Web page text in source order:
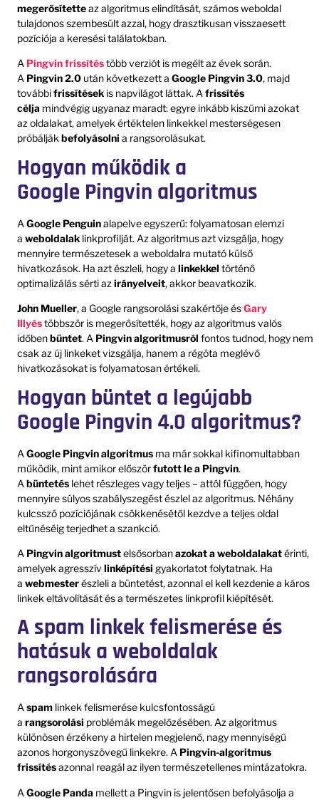
megerősítetteaz algoritmus elindítását, számos weboldal
tulajdonos szembesült azzal, hogy drasztikusan visszaesett
pozíciója a keresési találatokban.
A Pingvin frissítéstöbb verziót is megélt az évek során.
A Pingvin 2.0 után következett a Google Pingvin 3.0, majd
továbbifrissítések is napvilágot láttak. Afrissítés
célja mindvégig ugyanaz maradt: egyre inkább kiszűrni azokat
az oldalakat, amelyek értéktelen linkekkel mesterségesen
próbálják befolyásolni a rangsorolásukat.
Hogyan működik a
Google Pingvin algoritmus
AGoogle Penguinalapelve egyszerű: folyamatosan elemzi
a weboldalak linkprofilját. Az algoritmus azt vizsgálja, hogy
mennyire természetesek a weboldalra mutató külső
hivatkozások. Ha azt észleli, hogy a linkekkel történő
optimalizálás sérti az irányelveit, akkor beavatkozik.
John Mueller, a Google rangsorolási szakértője ésGary
Illyéstöbbször is megerősítették, hogy az algoritmus valós
időbenbüntet. A Pingvin algoritmusról fontos tudnod, hogy nem
csak az új linkeket vizsgálja, hanem a régóta meglévő
hivatkozásokat is folyamatosan értékeli.
Hogyan büntet a legújabb
Google Pingvin 4.0 algoritmus?
AGoogle Pingvin algoritmus ma már sokkal kifinomultabban
működik, mint amikor előszörfutott le a Pingvin.
Abüntetés lehet részleges vagy teljes – attól függően, hogy
mennyire súlyos szabályszegést észlel az algoritmus. Néhány
kulcsszó pozíciójának csökkenésétől kezdve a teljes oldal
eltűnéséig terjedhet a szankció.
A Pingvin algoritmustelsősorbanazokat a weboldalakatérinti,
amelyek agresszív linképítési gyakorlatot folytatnak. Ha
a webmesterészleli a büntetést, azonnal el kell kezdenie a káros
linkek eltávolítását és a természetes linkprofil kiépítését.
A spam linkek felismerése és
hatásuk a weboldalak
rangsorolására
Aspam linkek felismerése kulcsfontosságú
a rangsorolási problémák megelőzésében. Az algoritmus
különösen érzékeny a hirtelen megjelenő, nagy mennyiségű
azonos horgonyszövegű linkekre. A Pingvin-algoritmus
frissítésazonnal reagál az ilyen természetellenes mintázatokra.
AGoogle Panda mellett a Pingvin is jelentősen befolyásolja a